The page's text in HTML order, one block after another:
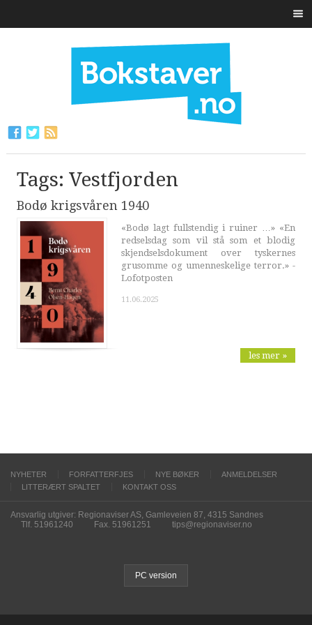
Tags: Vestfjorden
Bodø krigsvåren 1940
«Bodø lagt fullstendig i ruiner …» «En
redselsdag som vil stå som et blodig
skjendselsdokument over tyskernes
grusomme og umenneskelige terror.» -
Lofotposten
11.06.2025
les mer »
NYHETER FORFATTERFJES NYE BØKER
ANMELDELSER
LITTERÆRT SPALTET
KONTAKT OSS
Ansvarlig utgiver: Regionaviser AS, Gamleveien 87, 4315 Sandnes
Tlf. 51961240
Fax. 51961251 tips@regionaviser.no
PC version